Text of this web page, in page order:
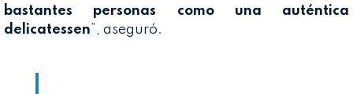
bastantes personas como una auténtica
delicatessen”, aseguró.